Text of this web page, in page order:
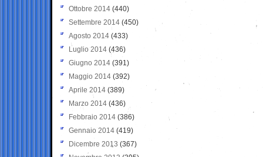
Ottobre 2014 (440)
Settembre 2014 (450)
Agosto 2014 (433)
Luglio 2014 (436)
Giugno 2014 (391)
Maggio 2014 (392)
Aprile 2014 (389)
Marzo 2014 (436)
Febbraio 2014 (386)
Gennaio 2014 (419)
Dicembre 2013 (367)